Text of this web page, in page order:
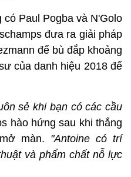
có Paul Pogba và N'Golo
đưa ra giải pháp
để bù đắp khoảng
của danh hiệu 2018 để
sẻ khi bạn có các cầu
hào hứng sau khi thắng
màn. "Antoine có trí
và phẩm chất nỗ lực